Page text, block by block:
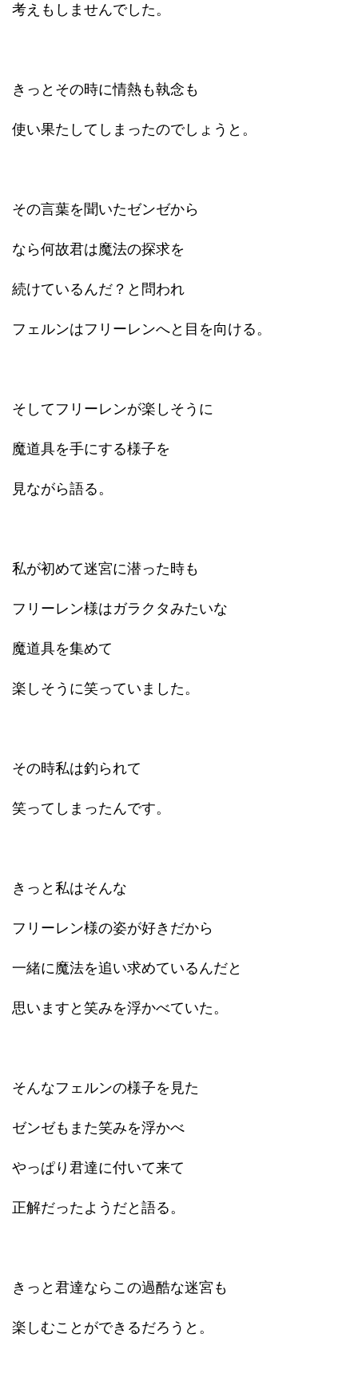
考えもしませんでした。
きっとその時に情熱も執念も
使い果たしてしまったのでしょうと。
その言葉を聞いたゼンゼから
なら何故君は魔法の探求を
続けているんだ？と問われ
フェルンはフリーレンへと目を向ける。
そしてフリーレンが楽しそうに
魔道具を手にする様子を
見ながら語る。
私が初めて迷宮に潜った時も
フリーレン様はガラクタみたいな
魔道具を集めて
楽しそうに笑っていました。
その時私は釣られて
笑ってしまったんです。
きっと私はそんな
フリーレン様の姿が好きだから
一緒に魔法を追い求めているんだと
思いますと笑みを浮かべていた。
そんなフェルンの様子を見た
ゼンゼもまた笑みを浮かべ
やっぱり君達に付いて来て
正解だったようだと語る。
きっと君達ならこの過酷な迷宮も
楽しむことができるだろうと。